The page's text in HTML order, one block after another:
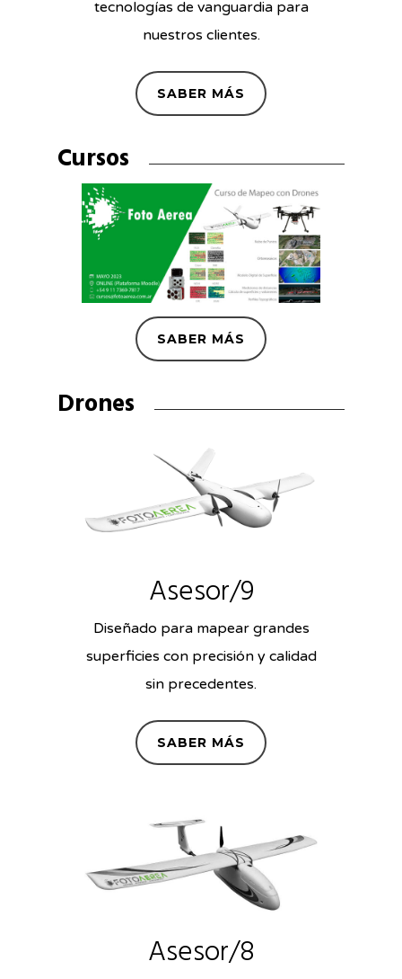
tecnologías de vanguardia para
nuestros clientes.
SABER MÁS
Cursos
SABER MÁS
Drones
Asesor/9
Diseñado para mapear grandes
superficies con precisión y calidad
sin precedentes.
SABER MÁS
Asesor/8